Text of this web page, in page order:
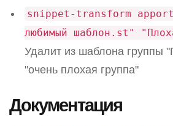
snippet-transform
любимый шаблон.st"
Удалит из шаблона группы
"очень плохая группа"
Документация